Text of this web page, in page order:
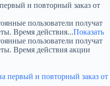
и повторный заказ от
пользователи получат
Время действия...Показать
пользователи получат
Время действия акции